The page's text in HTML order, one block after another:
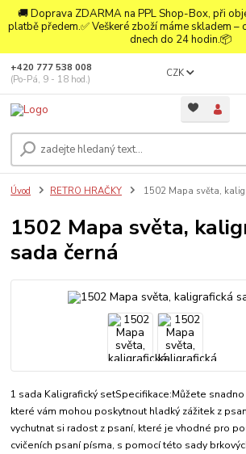
🚚 Doprava ZDARMA na PPL Shop-Box, při
platbě předem.✅ Veškeré zboží máme skladem –
dnech do 24 hodin.📦
CZK
+420 777 538 008
(Po-Pá, 9 - 18 hod.)
Úvod RETRO HRAČKY 1502 Mapa světa,
1502 Mapa světa,
sada černá
1 sada Kaligrafický setSpecifikace:Můžete
které vám mohou poskytnout hladký zážitek z
vychutnat si radost z psaní, které je vhodné pro
cvičeních psaní písma, s pomocí této sady